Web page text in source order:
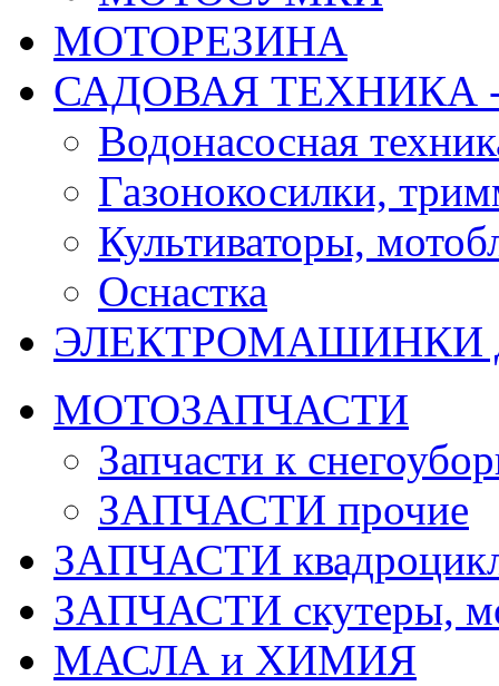
МОТОРЕЗИНА
САДОВАЯ ТЕХНИКА
Водонасосная
Газонокосилки,
Культиваторы,
Оснастка
ЭЛЕКТРОМАШИНКИ
МОТОЗАПЧАСТИ
Запчасти к
ЗАПЧАСТИ прочие
ЗАПЧАСТИ
ЗАПЧАСТИ скутеры,
МАСЛА и ХИМИЯ